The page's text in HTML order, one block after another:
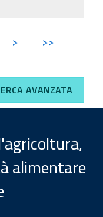
> >>
AVANZATA
alimentare